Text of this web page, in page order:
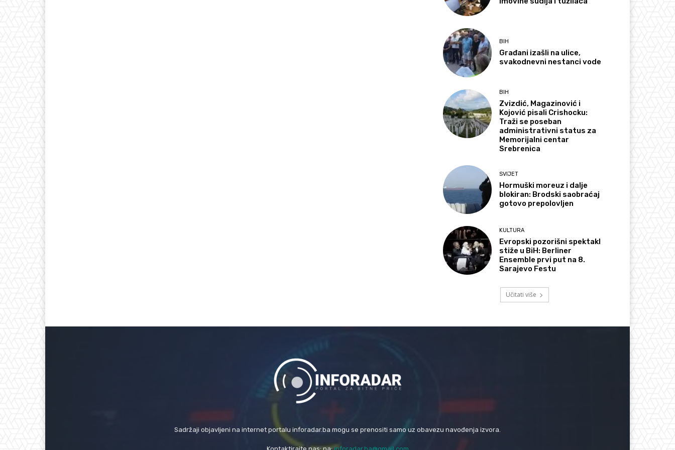
BIH
Građani izašli na ulice,
svakodnevni nestanci vode
BIH
Zvizdić, Magazinović i
Kojović pisali Crishocku:
Traži se poseban
administrativni status za
Memorijalni centar
Srebrenica
SVIJET
Hormuški moreuz i dalje
blokiran: Brodski saobraćaj
gotovo prepolovljen
KULTURA
Evropski pozorišni spektakl
stiže u BiH: Berliner
Ensemble prvi put na 8.
Sarajevo Festu
Učitati više
Sadržaji objavljeni na internet portalu inforadar.ba mogu se prenositi samo uz obavezu navođenja izvora.